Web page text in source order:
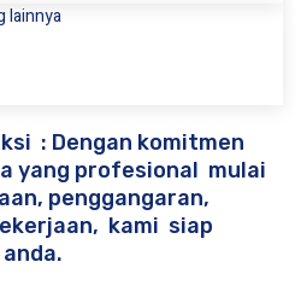
lainnya
: Dengan komitmen
yang profesional mulai
penggangaran,
kami siap